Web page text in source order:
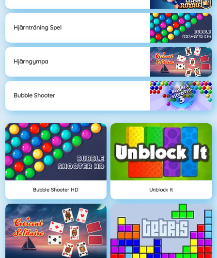
Hjärnträning Spel
Hjärngympa
Bubble Shooter
Bubble Shooter HD Unblock It